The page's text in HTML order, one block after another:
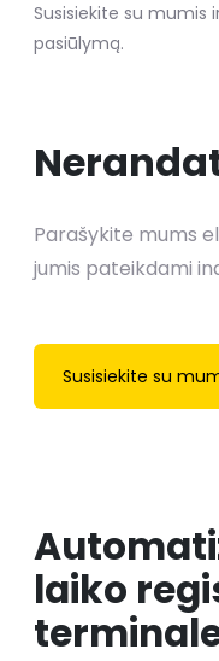
Susisiekite su mumis
pasiūlymą.
Parašykite mums
jumis pateikdami
Susisiekite su
laiko